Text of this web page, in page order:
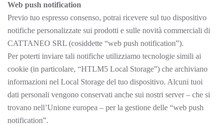
Web push notification
Previo tuo espresso consenso, potrai ricevere sul tuo dispositivo
notifiche personalizzate sui prodotti e sulle novità commerciali di
CATTANEO SRL (cosiddette “web push notification”).
Per poterti inviare tali notifiche utilizziamo tecnologie simili ai
cookie (in particolare, “HTLM5 Local Storage”) che archiviano
informazioni nel Local Storage del tuo dispositivo. Alcuni tuoi
dati personali vengono conservati anche sui nostri server – che si
trovano nell’Unione europea – per la gestione delle “web push
notification”.